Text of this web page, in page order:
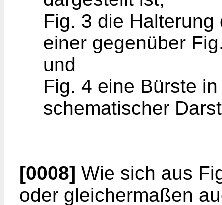
Fig. 3 die
einer gegenüber
und
Fig. 4 eine Bürste
schematischer
[0008] Wie sich aus
oder gleichermaßen